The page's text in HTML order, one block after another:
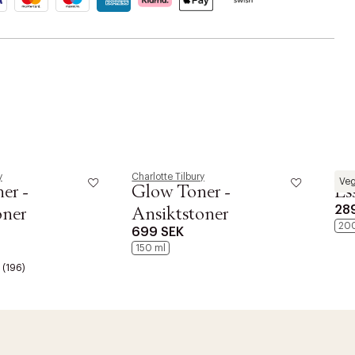
-
(196)
Charlotte Tilbury
Glow Toner -
Ansiktstoner
699 SEK
150 ml